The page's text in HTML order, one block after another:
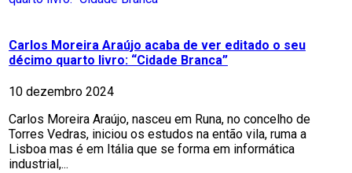
Carlos Moreira Araújo acaba de ver editado o seu
décimo quarto livro: “Cidade Branca”
10 dezembro 2024
Carlos Moreira Araújo, nasceu em Runa, no concelho de
Torres Vedras, iniciou os estudos na então vila, ruma a
Lisboa mas é em Itália que se forma em informática
industrial,...